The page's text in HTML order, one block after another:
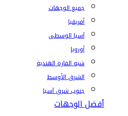
جميع الوجهات
أفريقيا
آسيا الوسطى
أوروبا
شبه القارة الهندية
الشرق الأوسط
جنوب شرق آسيا
أفضل الوجهات